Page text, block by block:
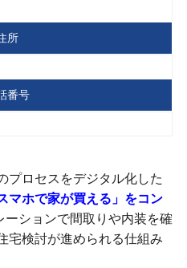
所
番号
プロセスをデジタル化した
スマホで家が買える」をコン
ーションで間取りや内装を確
宅検討が進められる仕組み